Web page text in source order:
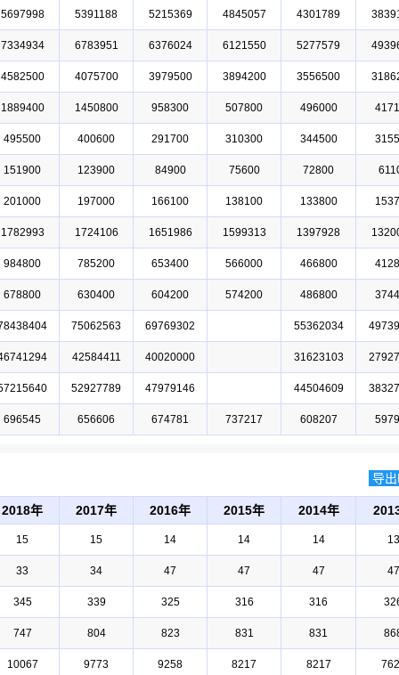
5697998 5391188 5215369 4845057 4301789
7334934 6783951 6376024 6121550 5277579
4582500 4075700 3979500 3894200 3556500
1889400 1450800 958300 507800 496000
495500 400600 291700 310300 344500
151900 123900 84900 75600 72800
201000 197000 166100 138100 133800
1782993 1724106 1651986 1599313 1397928
984800 785200 653400 566000 466800
678800 630400 604200 574200 486800
75062563 69769302 55362034
42584411 40020000 31623103
52927789 47979146 44504609
696545 656606 674781 737217 608207
导
2018年 2017年 2016年 2015年 2014年
15 15 14 14 14 13
33 34 47 47 47 47
345 339 325 316 316
747 804 823 831 831
10067 9773 9258 8217 8217